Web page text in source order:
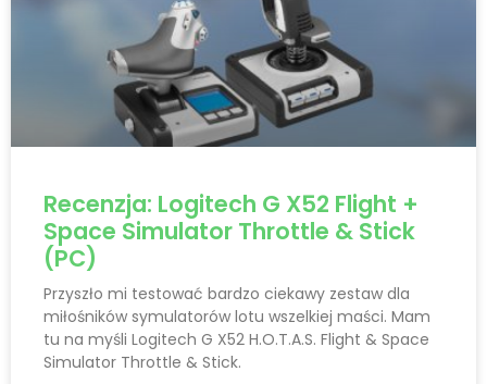
Recenzja: Logitech G X52 Flight +
Space Simulator Throttle & Stick
(PC)
Przyszło mi testować bardzo ciekawy zestaw dla
miłośników symulatorów lotu wszelkiej maści. Mam
tu na myśli Logitech G X52 H.O.T.A.S. Flight & Space
Simulator Throttle & Stick.